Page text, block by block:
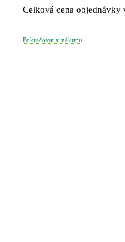
Celková cena
Pokračovat v nákupu